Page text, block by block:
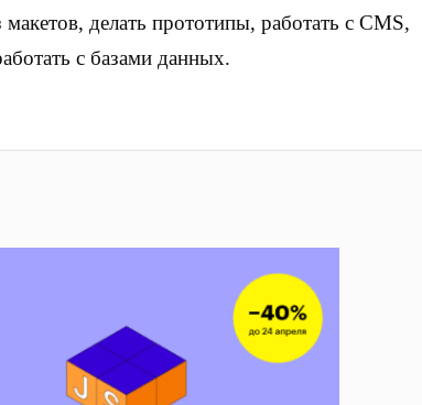
делать прототипы, работать с CMS,
с базами данных.